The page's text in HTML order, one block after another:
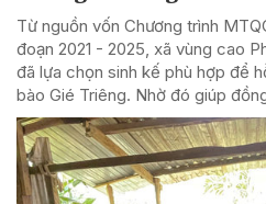
Từ nguồn vốn Chương trình
đoạn 2021 - 2025, xã vùng cao
đã lựa chọn sinh kế phù hợp để
bào Gié Triêng. Nhờ đó giúp